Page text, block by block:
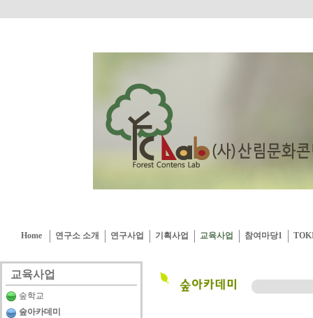
Home 연구소 소개 연구사업 기획사업 교육사업 참여마당1
교육사업
숲학교
숲아카데미